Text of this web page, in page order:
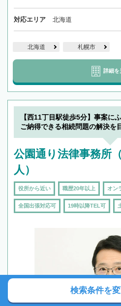
対応エリア 北海道
北海道 札幌市
詳細を
【西11丁目駅徒歩5分】事案に
ご納得できる相続問題の解決を
公園通り法律事務所
人）
役所から近い 職歴20年以上 オン
全国出張対応可 19時以降TEL可
検索条件を